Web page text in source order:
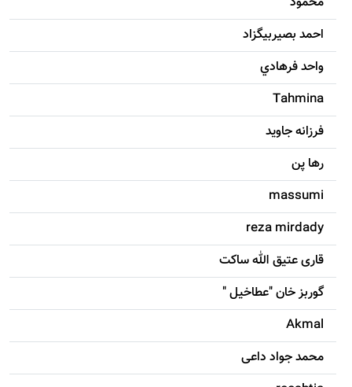
احمد بصيربيگزاد
واحد فرهادي
Tahmina
فرزانه جاويد
رها پن
massumi
reza mirdady
قاری عتیق الله ساکت
گوربز خان "عطاخیل "
Akmal
محمد جواد داعی